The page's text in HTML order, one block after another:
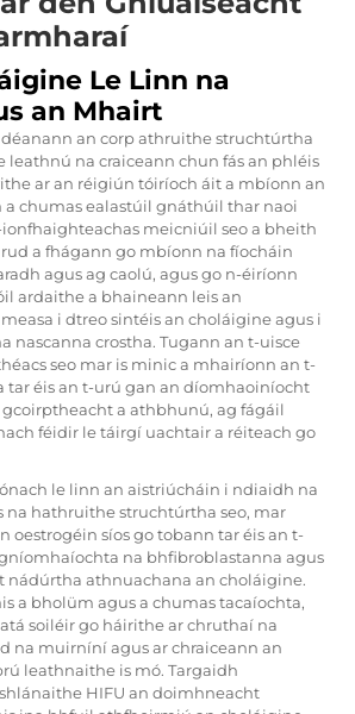
Le Linn na
an Mhairt
an corp athruithe struchtúrtha
leathnú na craiceann chun fás an phléis
ar an réigiún tóiríoch áit a mbíonn an
a chumas ealastúil gnáthúil thar naoi
meicniúil seo a bheith
a fhágann go mbíonn na fíocháin
agus ag caolú, agus go n-éiríonn
ardaithe a bhaineann leis an
i dtreo sintéis an choláigine agus i
nascanna crostha. Tugann an t-uisce
seo mar is minic a mhairíonn an t-
tar éis an t-urú gan an díomhaoiníocht
a athbhunú, ag fágáil
féidir le táirgí uachtair a réiteach go
le linn an aistriúcháin i ndiaidh na
na hathruithe struchtúrtha seo, mar
oestrogéin síos go tobann tar éis an t-
na bhfibroblastanna agus
nádúrtha athnuachana an choláigine.
a bholüm agus a chumas tacaíochta,
soiléir go háirithe ar chruthaí na
na muirníní agus ar chraiceann an
leathnaithe is mó. Targaidh
HIFU an doimhneacht